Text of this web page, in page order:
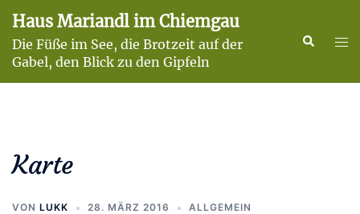
Zum
Inhalt
springen
Haus Mariandl im Chiemgau
Die Füße im See, die Brotzeit auf der
Gabel, den Blick zu den Gipfeln
Suche
Karte
VON LUKK 28. MÄRZ 2016 ALLGEMEIN